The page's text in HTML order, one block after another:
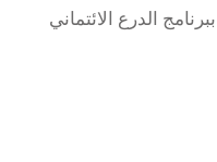
الدرع الائتماني